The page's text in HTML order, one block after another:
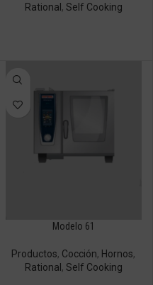
Rational , Self Cooking
Modelo 61
Productos, Cocción, Hornos,
Rational , Self Cooking